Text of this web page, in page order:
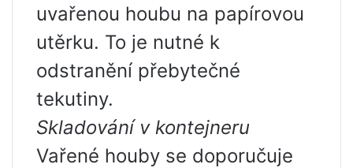
uvařenou houbu na papírovou
utěrku. To je nutné k
odstranění přebytečné
tekutiny.
Skladování v kontejneru
Vařené houby se doporučuje